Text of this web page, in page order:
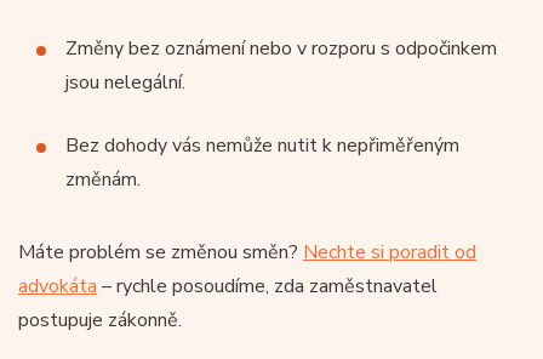
Změny bez oznámení nebo v rozporu s odpočinkem
jsou nelegální.
Bez dohody vás nemůže nutit k nepřiměřeným
změnám.
Máte problém se změnou směn? Nechte si poradit od
advokáta – rychle posoudíme, zda zaměstnavatel
postupuje zákonně.